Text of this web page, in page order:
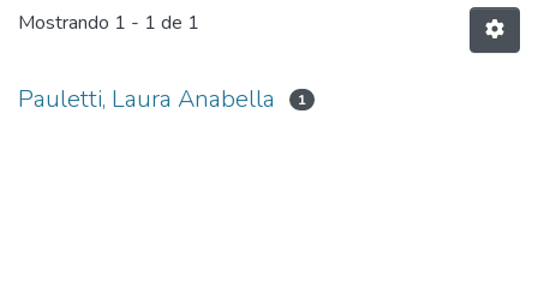
Mostrando 1 - 1 de 1
Pauletti, Laura Anabella 1